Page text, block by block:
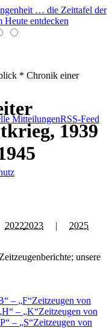
… die Zeittafel der
entdecken
* Chronik einer
MitteilungenRSS-Feed
20222023 | 2025
unsere
– F Zeitzeugen von
H – K Zeitzeugen von
P – S Zeitzeugen von
1939